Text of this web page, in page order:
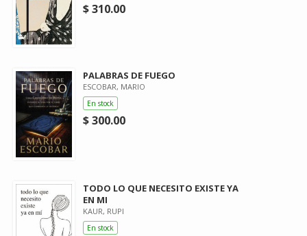
$ 310.00
PALABRAS DE FUEGO
ESCOBAR, MARIO
En stock
$ 300.00
TODO LO QUE NECESITO EXISTE YA
EN MI
KAUR, RUPI
En stock